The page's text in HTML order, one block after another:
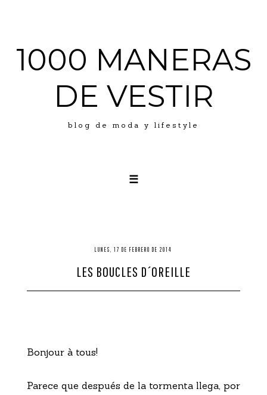
1000 MANERAS
DE VESTIR
blog de moda y lifestyle
☰
PRESS
CONTACTO
LUNES, 17 DE FEBRERO DE 2014
LES BOUCLES D´OREILLE
Bonjour à tous!
Parece que después de la tormenta llega, por